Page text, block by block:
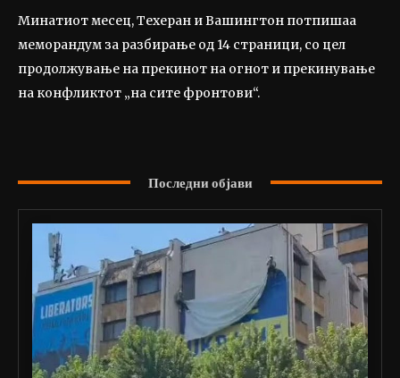
Минатиот месец, Техеран и Вашингтон потпишаа
меморандум за разбирање од 14 страници, со цел
продолжување на прекинот на огнот и прекинување
на конфликтот „на сите фронтови“.
Последни објави